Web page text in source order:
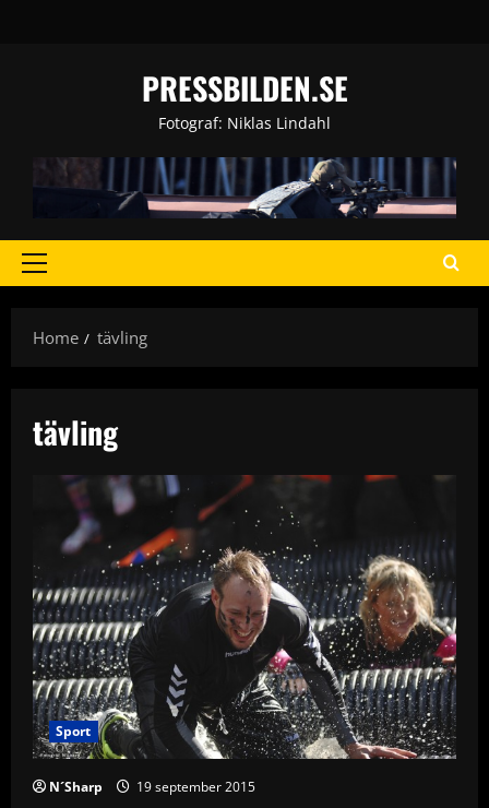
PRESSBILDEN.SE
Fotograf: Niklas Lindahl
Primary
Home
tävling
tävling
Sport
N´Sharp 19 september 2015